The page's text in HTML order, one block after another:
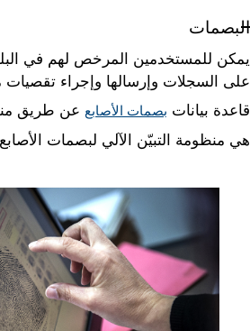
البصمات
يمكن للمستخدمين المرخص لهم في
على السجلات وإرسالها وإجراء تقصيات
قاعدة بيانات بصمات الأصابع عن طريق
هي منظومة التبيّن الآلي لبصمات الأصابع AFIS.